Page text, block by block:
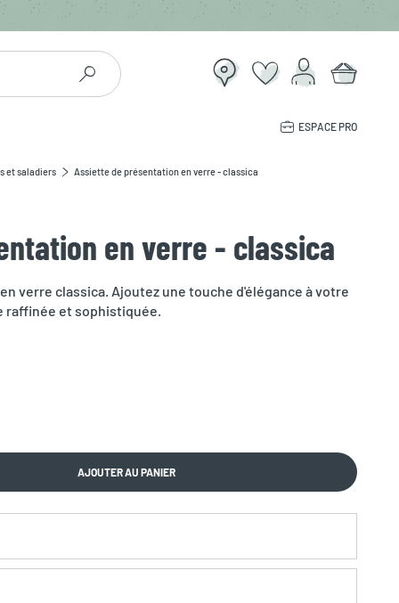
ESPACE PRO
et saladiers Assiette de présentation en verre - classica
en verre - classica
verre classica. Ajoutez une touche d'élégance à votre
raffinée et sophistiquée.
AJOUTER AU PANIER